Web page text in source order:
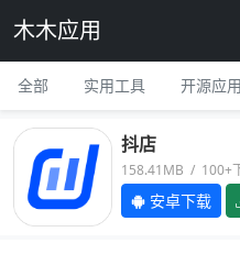
木木应用
全部 实用工具 开源应用
抖店
158.41MB / 100+
安卓下载